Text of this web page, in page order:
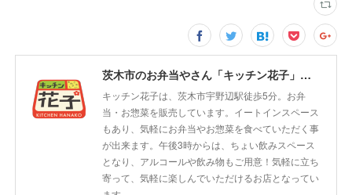
茨木市のお弁当やさん「キッチン花子」ちょい飲みスペース「サウス」
キッチン花子は、茨木市宇野辺駅徒歩5分。お弁
当・お惣菜を販売しています。イートインスペース
もあり、気軽にお弁当やお惣菜を食べていただく事
が出来ます。午後3時からは、ちょい飲みスペース
となり、アルコールや飲み物もご用意！気軽に立ち
寄って、気軽に楽しんでいただけるお店となってい